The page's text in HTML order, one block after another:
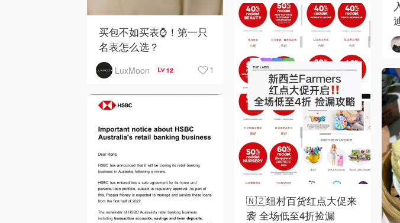
买包不如买表⌚️！第一只
名表怎么选？
LuxMoon 12 1
🇳🇿纽村百货红点大促来
袭 全场低至4折捡漏